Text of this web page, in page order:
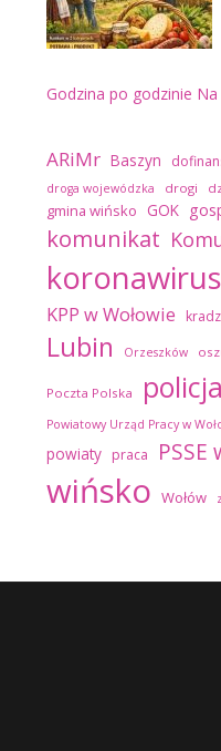
Godzina po godzinie
ARiMr Baszyn
droga wojewódzka drogi
gmina wińsko GOK
komunikat
koronawirus
KPP w Wołowie
Lubin Orzeszków
Poczta Polska policja
Powiatowy Urząd Pracy w
powiaty praca PSSE
wińsko Wołów